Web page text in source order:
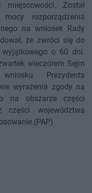
Został
rozporządzenia
na wniosek Rady
że zwróci się do
wyjątkowego o 60 dni.
wieczorem Sejm
Prezydenta
wyrażenia zgody na
na obszarze części
części województwa